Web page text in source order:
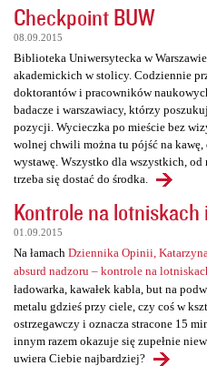
Checkpoint BUW
08.09.2015
Biblioteka Uniwersytecka w
akademickich w stolicy. Codziennie
doktorantów i pracowników
badacze i warszawiacy, którzy
pozycji. Wycieczka po mieście bez
wolnej chwili można tu pójść na
wystawę. Wszystko dla wszystkich,
trzeba się dostać do środka.
Kontrole na
01.09.2015
Na łamach Dziennika Opinii,
absurd nadzoru – kontrole na
ładowarka, kawałek kabla, but na
metalu gdzieś przy ciele, czy coś w
ostrzegawczy i oznacza stracone 15
innym razem okazuje się zupełnie
uwiera Ciebie najbardziej?